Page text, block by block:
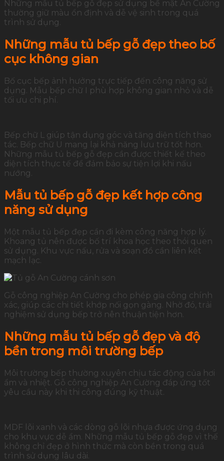
Những mẫu tủ bếp gỗ đẹp sử dụng bề mặt An Cường
thường giữ màu ổn định và dễ vệ sinh trong quá
trình sử dụng.
Những mẫu tủ bếp gỗ đẹp theo bố
cục không gian
Bố cục bếp ảnh hưởng trực tiếp đến công năng sử
dụng. Mẫu bếp chữ I phù hợp không gian nhỏ và dễ
tối ưu chi phí.
Bếp chữ L giúp tận dụng góc và tăng diện tích thao
tác. Bếp chữ U mang lại khả năng lưu trữ tốt hơn.
Những mẫu tủ bếp gỗ đẹp cần được thiết kế theo
diện tích thực tế để đảm bảo sự tiện lợi khi nấu
nướng.
Mẫu tủ bếp gỗ đẹp kết hợp công
năng sử dụng
Một mẫu tủ bếp đẹp cần đi kèm công năng hợp lý.
Khoang tủ nên được bố trí khoa học theo thói quen
sử dụng. Khu vực nấu, rửa và soạn đồ cần liên kết
mạch lạc.
Gỗ công nghiệp An Cường cho phép gia công chính
xác, giúp các chi tiết khớp nối gọn gàng. Nhờ đó, trải
nghiệm sử dụng bếp trở nên thuận tiện hơn.
Những mẫu tủ bếp gỗ đẹp và độ
bền trong môi trường bếp
Môi trường bếp thường xuyên chịu tác động của hơi
ẩm và nhiệt. Gỗ công nghiệp An Cường đáp ứng tốt
yêu cầu này khi thi công đúng kỹ thuật.
MDF lõi xanh và các dòng gỗ lõi nhựa được ứng dụng
cho khu vực dễ ẩm. Những mẫu tủ bếp gỗ đẹp vì thế
không chỉ đẹp ở hình thức mà còn bền trong quá
trình sử dụng lâu dài.